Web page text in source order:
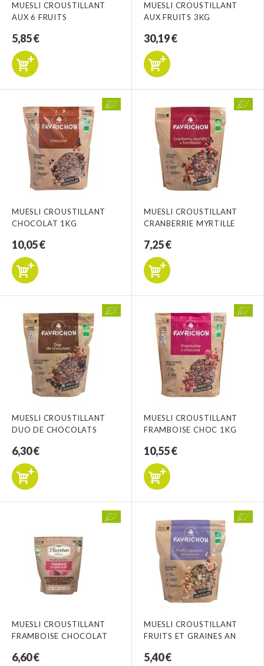
MUESLI CROUSTILLANT
AUX 6 FRUITS
5,85 €
MUESLI CROUSTILLANT
AUX FRUITS 3KG
30,19 €
MUESLI CROUSTILLANT
CHOCOLAT 1KG
10,05 €
MUESLI CROUSTILLANT
CRANBERRIE MYRTILLE
7,25 €
MUESLI CROUSTILLANT
DUO DE CHOCOLATS
6,30 €
MUESLI CROUSTILLANT
FRAMBOISE CHOC 1KG
10,55 €
MUESLI CROUSTILLANT
FRAMBOISE CHOCOLAT
6,60 €
MUESLI CROUSTILLANT
FRUITS ET GRAINES AN
5,40 €